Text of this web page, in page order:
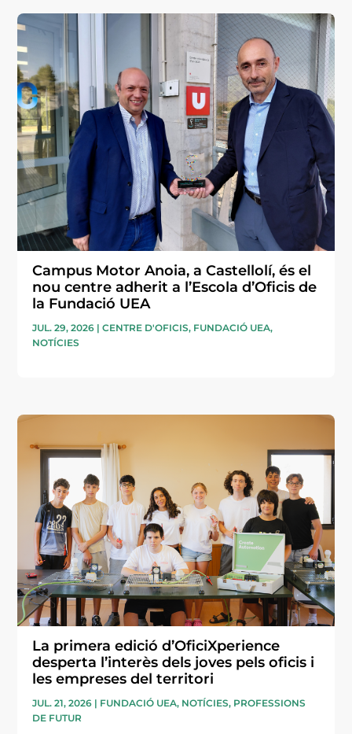
Campus Motor Anoia, a Castellolí, és el
nou centre adherit a l’Escola d’Oficis de
la Fundació UEA
JUL. 29, 2026 |CENTRE D'OFICIS, FUNDACIÓ UEA,
NOTÍCIES
La primera edició d’OficiXperience
desperta l’interès dels joves pels oficis i
les empreses del territori
JUL. 21, 2026 | FUNDACIÓ UEA, NOTÍCIES, PROFESSIONS
DE FUTUR